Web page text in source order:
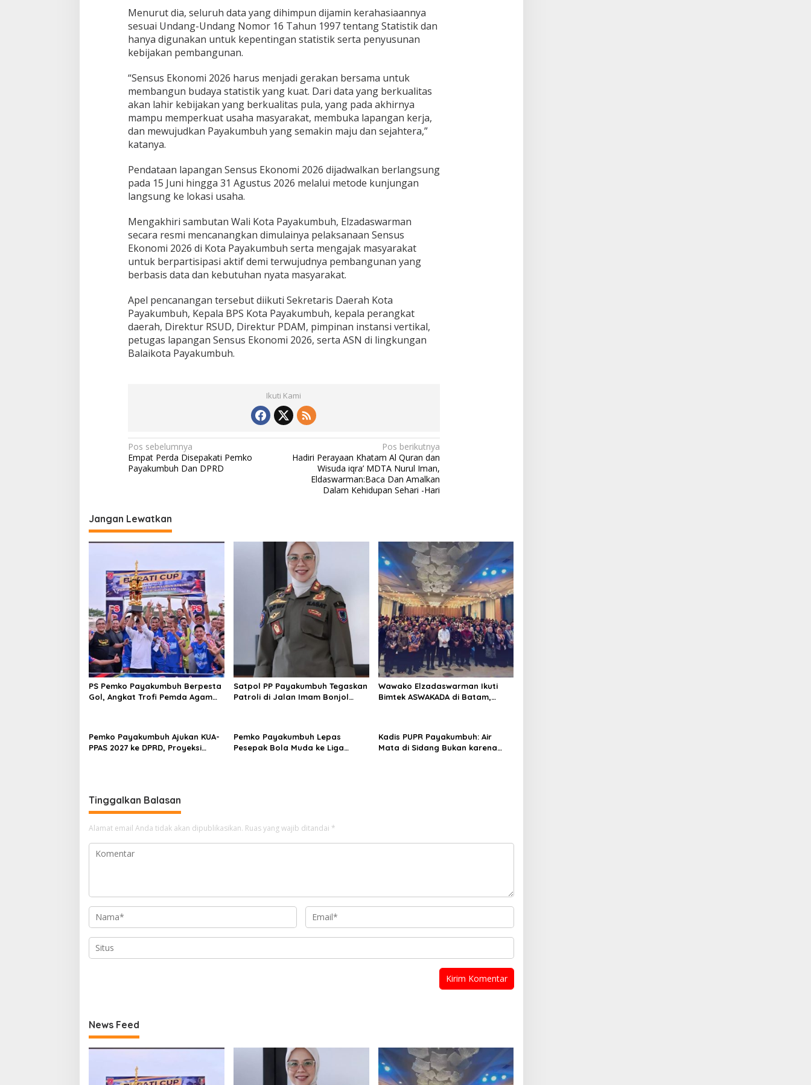
a
l
a
P
m
b
a
g
u
n
Menurut dia, seluruh data yang dihimpun dijamin kerahasiaannya
sesuai Undang-Undang Nomor 16 Tahun 1997 tentang Statistik dan
hanya digunakan untuk kepentingan statistik serta penyusunan
kebijakan pembangunan.
“Sensus Ekonomi 2026 harus menjadi gerakan bersama untuk
membangun budaya statistik yang kuat. Dari data yang berkualitas
akan lahir kebijakan yang berkualitas pula, yang pada akhirnya
mampu memperkuat usaha masyarakat, membuka lapangan kerja,
dan mewujudkan Payakumbuh yang semakin maju dan sejahtera,”
katanya.
Pendataan lapangan Sensus Ekonomi 2026 dijadwalkan berlangsung
pada 15 Juni hingga 31 Agustus 2026 melalui metode kunjungan
langsung ke lokasi usaha.
Mengakhiri sambutan Wali Kota Payakumbuh, Elzadaswarman
secara resmi mencanangkan dimulainya pelaksanaan Sensus
Ekonomi 2026 di Kota Payakumbuh serta mengajak masyarakat
untuk berpartisipasi aktif demi terwujudnya pembangunan yang
berbasis data dan kebutuhan nyata masyarakat.
Apel pencanangan tersebut diikuti Sekretaris Daerah Kota
Payakumbuh, Kepala BPS Kota Payakumbuh, kepala perangkat
daerah, Direktur RSUD, Direktur PDAM, pimpinan instansi vertikal,
petugas lapangan Sensus Ekonomi 2026, serta ASN di lingkungan
Balaikota Payakumbuh.
Ikuti Kami
N
a
g
a
i
p
o
s
Pos sebelumnya
Empat Perda Disepakati Pemko
Payakumbuh Dan DPRD
Pos berikutnya
Hadiri Perayaan Khatam Al Quran dan
Wisuda iqra’ MDTA Nurul Iman,
Eldaswarman:Baca Dan Amalkan
Dalam Kehidupan Sehari -Hari
Jangan Lewatkan
PS Pemko Payakumbuh Berpesta
Gol, Angkat Trofi Pemda Agam
Satpol PP Payakumbuh Tegaskan
Patroli di Jalan Imam Bonjol
Wawako Elzadaswarman Ikuti
Bimtek ASWAKADA di Batam,
Pemko Payakumbuh Ajukan KUA-
PPAS 2027 ke DPRD, Proyeksi
Pemko Payakumbuh Lepas
Pesepak Bola Muda ke Liga
Kadis PUPR Payakumbuh: Air
Mata di Sidang Bukan karena
Tinggalkan Balasan
Alamat email Anda tidak akan dipublikasikan. Ruas yang wajib ditandai *
News Feed